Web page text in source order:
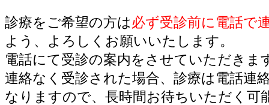
診療をご希望の方は必ず受診前に電話で
よう、よろしくお願いいたします。
電話にて受診の案内をさせていただきま
連絡なく受診された場合、診療は電話連
なりますので、長時間お待ちいただく可